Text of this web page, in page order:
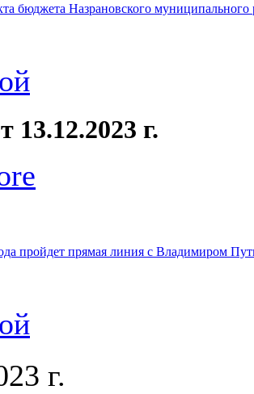
бюджета Назрановского
13.12.2023 г.
пройдет прямая линия с Владимиром
г.